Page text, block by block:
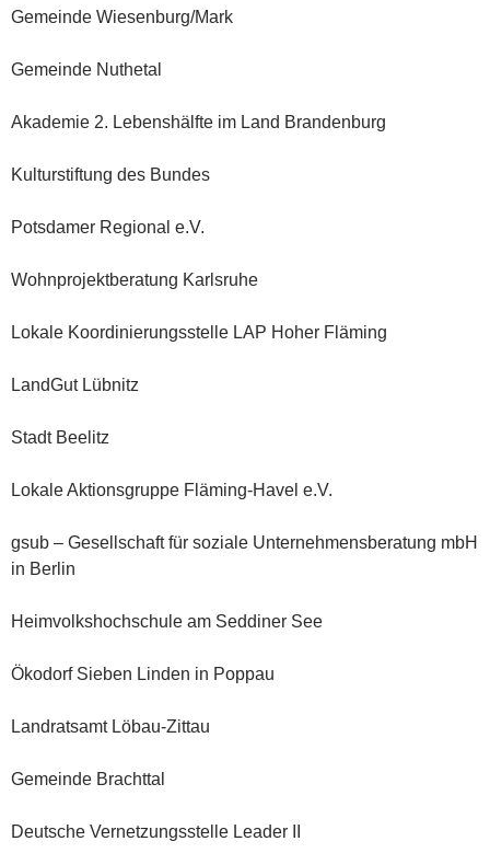
Gemeinde Wiesenburg/Mark
Gemeinde Nuthetal
Akademie 2. Lebenshälfte im Land Brandenburg
Kulturstiftung des Bundes
Potsdamer Regional e.V.
Wohnprojektberatung Karlsruhe
Lokale Koordinierungsstelle LAP Hoher Fläming
LandGut Lübnitz
Stadt Beelitz
Lokale Aktionsgruppe Fläming-Havel e.V.
gsub – Gesellschaft für soziale Unternehmensberatung mbH
in Berlin
Heimvolkshochschule am Seddiner See
Ökodorf Sieben Linden in Poppau
Landratsamt Löbau-Zittau
Gemeinde Brachttal
Deutsche Vernetzungsstelle Leader II